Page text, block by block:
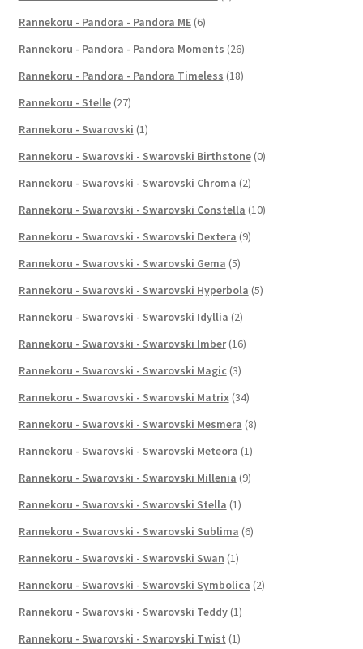
Rannekoru - Pandora - Pandora ME (6)
Rannekoru - Pandora - Pandora Moments (26)
Rannekoru - Pandora - Pandora Timeless (18)
Rannekoru - Stelle (27)
Rannekoru - Swarovski (1)
Rannekoru - Swarovski - Swarovski Birthstone (0)
Rannekoru - Swarovski - Swarovski Chroma (2)
Rannekoru - Swarovski - Swarovski Constella (10)
Rannekoru - Swarovski - Swarovski Dextera (9)
Rannekoru - Swarovski - Swarovski Gema (5)
Rannekoru - Swarovski - Swarovski Hyperbola (5)
Rannekoru - Swarovski - Swarovski Idyllia (2)
Rannekoru - Swarovski - Swarovski Imber (16)
Rannekoru - Swarovski - Swarovski Magic (3)
Rannekoru - Swarovski - Swarovski Matrix (34)
Rannekoru - Swarovski - Swarovski Mesmera (8)
Rannekoru - Swarovski - Swarovski Meteora (1)
Rannekoru - Swarovski - Swarovski Millenia (9)
Rannekoru - Swarovski - Swarovski Stella (1)
Rannekoru - Swarovski - Swarovski Sublima (6)
Rannekoru - Swarovski - Swarovski Swan (1)
Rannekoru - Swarovski - Swarovski Symbolica (2)
Rannekoru - Swarovski - Swarovski Teddy (1)
Rannekoru - Swarovski - Swarovski Twist (1)